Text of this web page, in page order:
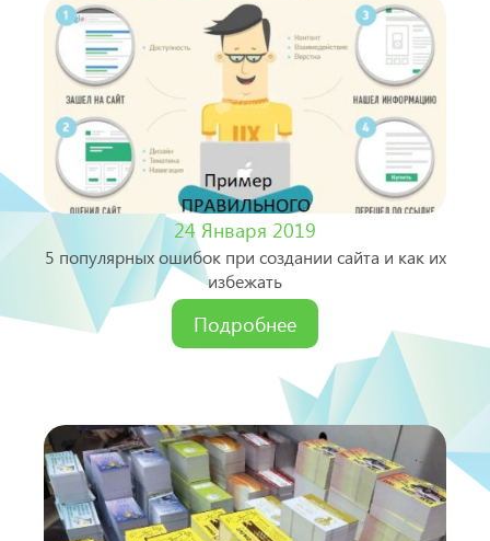
24 Января 2019
5 популярных ошибок при создании сайта и как их
избежать
Подробнее